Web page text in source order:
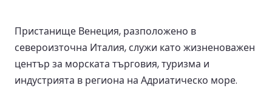
Пристанище Венеция, разположено в
североизточна Италия, служи като жизненоважен
център за морската търговия, туризма и
индустрията в региона на Адриатическо море.